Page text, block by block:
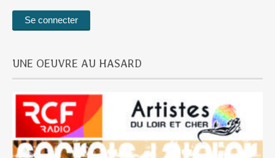
UNE OEUVRE AU HASARD